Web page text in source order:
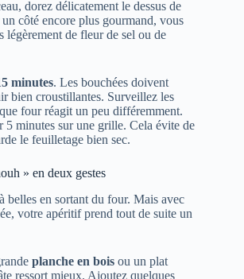
dorez délicatement le dessus de
côté encore plus gourmand, vous
légèrement de fleur de sel ou de
minutes. Les bouchées doivent
bien croustillantes. Surveillez les
four réagit un peu différemment.
5 minutes sur une grille. Cela évite de
le feuilletage bien sec.
» en deux gestes
belles en sortant du four. Mais avec
votre apéritif prend tout de suite un
planche en bois ou un plat
ressort mieux. Ajoutez quelques